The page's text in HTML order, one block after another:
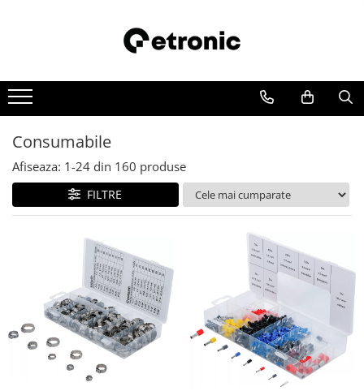
Consumabile
Afiseaza: 1-24 din 160 produse
FILTRE